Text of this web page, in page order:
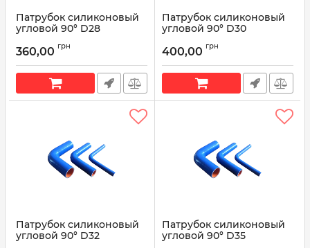
Патрубок силиконовый
угловой 90° D28
Артикул: 90° D28 L200*200
360,00 грн
Патрубок силиконовый
угловой 90° D30
Артикул: 90° D30 L200*200
400,00 грн
Патрубок силиконовый
угловой 90° D32
Патрубок силиконовый
угловой 90° D35